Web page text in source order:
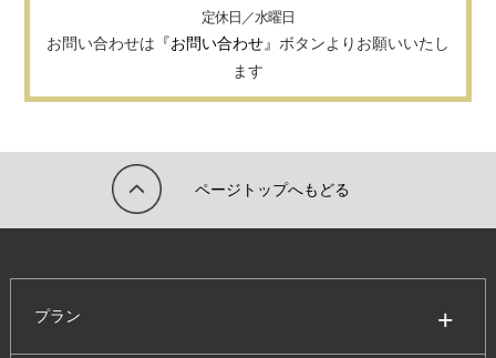
定休日／水曜日
お問い合わせは 『お問い合わせ』 ボタンよりお願いいたし
ます
ページトップへもどる
プラン